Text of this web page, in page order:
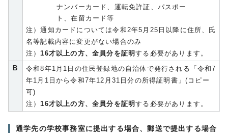
ナンバーカード、運転免許証、パスポー
ト、在留カード等
注）通知カードについては令和2年5月25日以降に住所、氏
名等記載内容に変更がない場合のみ
注）16才以上の方、全員分を証明する必要があります。
B
令和8年1月1日の住民登録地の自治体で発行される「令和7
年1月1日から令和7年12月31日分の所得証明書」(コピー
可)
注）16才以上の方、全員分を証明する必要があります。
通学先の学校事務室に提出する場合、郵送で提出する場合